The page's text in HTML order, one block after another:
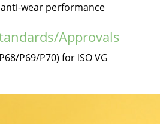
wear performance
Approvals
P69/P70) for ISO VG